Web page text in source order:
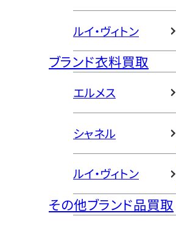
ルイ・ヴィトン
ブランド衣料買取
エルメス
シャネル
ルイ・ヴィトン
その他ブランド品買取